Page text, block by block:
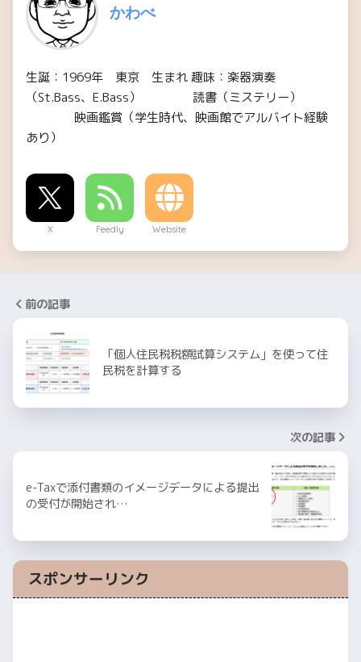
かわべ
生誕：1969年 東京 生まれ 趣味：楽器演奏
（St.Bass、E.Bass） 読書（ミステリー）
映画鑑賞（学生時代、映画館でアルバイト経験
あり）
X Feedly Website
前の記事
「個人住民税税額試算システム」を使って住
民税を計算する
次の記事
e-Taxで添付書類のイメージデータによる提出
の受付が開始され…
スポンサーリンク